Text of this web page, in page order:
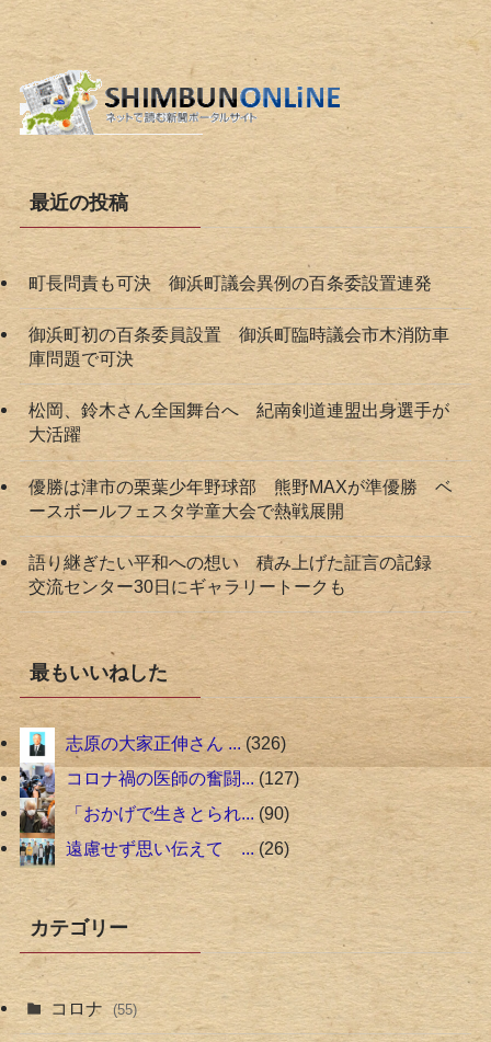
最近の投稿
町長問責も可決 御浜町議会異例の百条委設置連発
御浜町初の百条委員設置 御浜町臨時議会市木消防車
庫問題で可決
松岡、鈴木さん全国舞台へ 紀南剣道連盟出身選手が
大活躍
優勝は津市の栗葉少年野球部 熊野MAXが準優勝 ベ
ースボールフェスタ学童大会で熱戦展開
語り継ぎたい平和への想い 積み上げた証言の記録
交流センター30日にギャラリートークも
最もいいねした
志原の大家正伸さん ... 326
コロナ禍の医師の奮闘... 127
「おかげで生きとられ... 90
遠慮せず思い伝えて ... 26
カテゴリー
コロナ (55)